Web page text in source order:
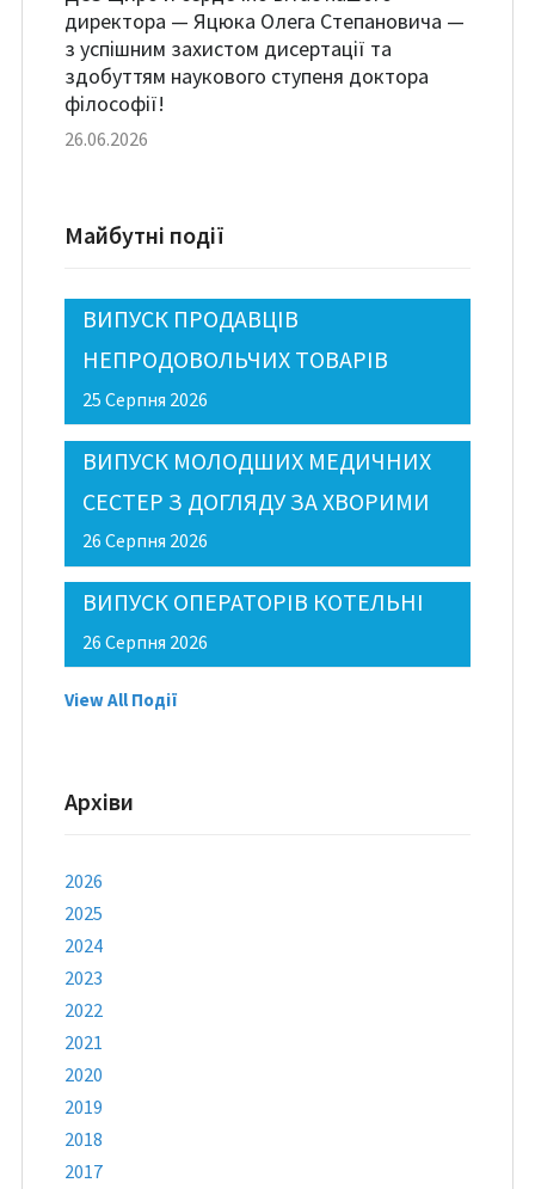
директора — Яцюка Олега Степановича —
з успішним захистом дисертації та
здобуттям наукового ступеня доктора
філософії!
26.06.2026
Майбутні події
ВИПУСК ПРОДАВЦІВ
НЕПРОДОВОЛЬЧИХ ТОВАРІВ
25 Серпня 2026
ВИПУСК МОЛОДШИХ МЕДИЧНИХ
СЕСТЕР З ДОГЛЯДУ ЗА ХВОРИМИ
26 Серпня 2026
ВИПУСК ОПЕРАТОРІВ КОТЕЛЬНІ
26 Серпня 2026
View All Події
Архіви
2026
2025
2024
2023
2022
2021
2020
2019
2018
2017